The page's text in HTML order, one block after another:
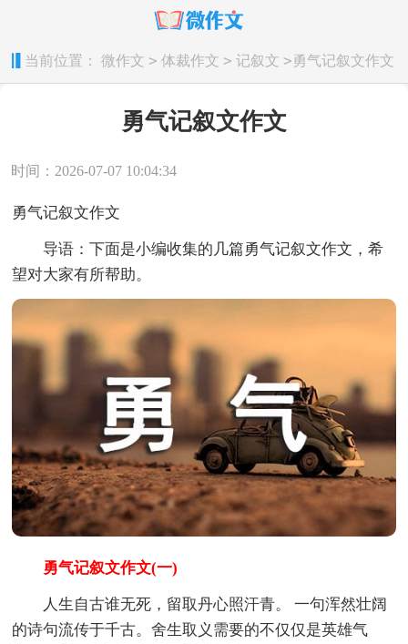
当前位置： 微作文 > 体裁作文 > 记叙文 >勇气记叙文作文
勇气记叙文作文
时间：2026-07-07 10:04:34
勇气记叙文作文
导语：下面是小编收集的几篇勇气记叙文作文，希
望对大家有所帮助。
勇气记叙文作文(一)
人生自古谁无死，留取丹心照汗青。 一句浑然壮阔
的诗句流传于千古。舍生取义需要的不仅仅是英雄气